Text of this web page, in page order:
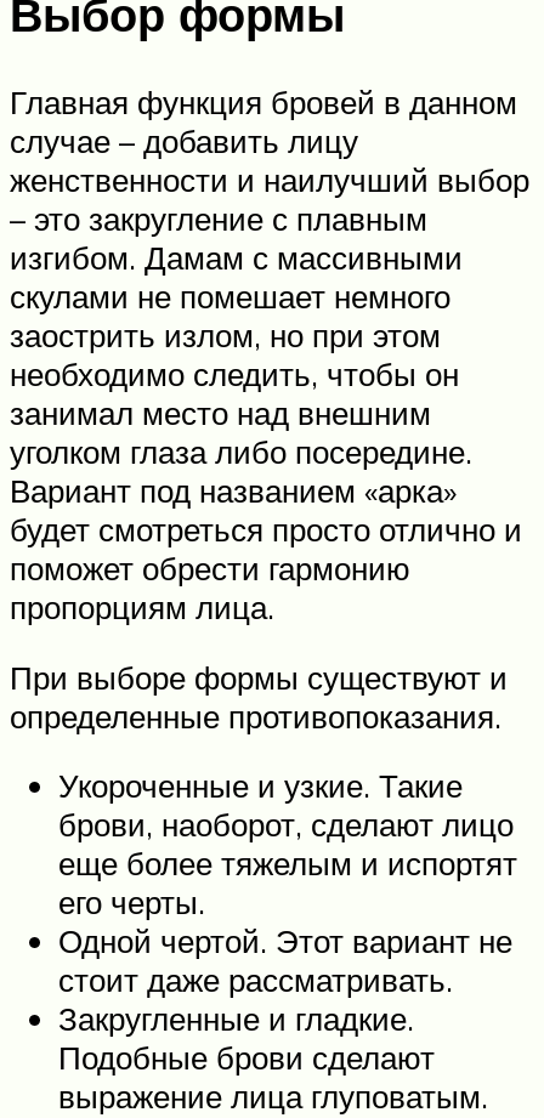
Выбор формы
Главная функция бровей в данном
случае – добавить лицу
женственности и наилучший выбор
– это закругление с плавным
изгибом. Дамам с массивными
скулами не помешает немного
заострить излом, но при этом
необходимо следить, чтобы он
занимал место над внешним
уголком глаза либо посередине.
Вариант под названием «арка»
будет смотреться просто отлично и
поможет обрести гармонию
пропорциям лица.
При выборе формы существуют и
определенные противопоказания.
Укороченные и узкие. Такие
брови, наоборот, сделают лицо
еще более тяжелым и испортят
его черты.
Одной чертой. Этот вариант не
стоит даже рассматривать.
Закругленные и гладкие.
Подобные брови сделают
выражение лица глуповатым.